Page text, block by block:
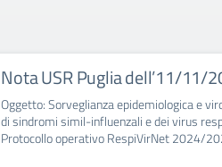
Nota USR Puglia dell’11/11/
Oggetto: Sorveglianza epidemiologica e
di sindromi simil-influenzali e dei virus
Protocollo operativo RespiVirNet 2024/